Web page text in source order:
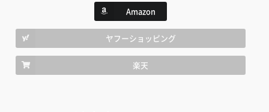
Amazon
ヤフーショッピング
楽天